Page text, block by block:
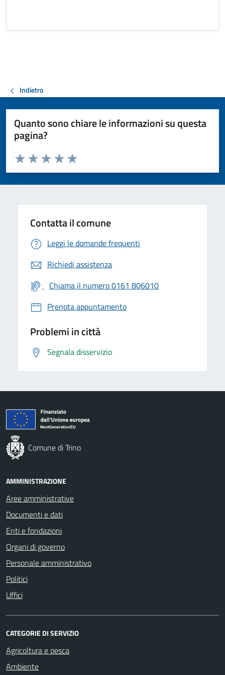
Indietro
Quanto sono chiare le informazioni su questa
pagina?
Valuta da 1 a 5 stelle la pagina
Valuta 5 stelle su 5
Valuta 4 stelle su 5
Valuta 3 stelle su 5
Valuta 2 stelle su 5
Valuta 1 stelle su 5
Contatta il comune
Leggi le domande frequenti
Richiedi assistenza
Chiama il numero 0161 806010
Prenota appuntamento
Problemi in città
Segnala disservizio
Comune di Trino
AMMINISTRAZIONE
Aree amministrative
Documenti e dati
Enti e fondazioni
Organi di governo
Personale amministrativo
Politici
Uffici
CATEGORIE DI SERVIZIO
Agricoltura e pesca
Ambiente